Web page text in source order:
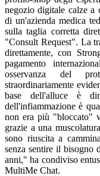
negozio digitale calze a
di un'azienda medica
sulla taglia corretta
"Consult Request". La
direttamente, con
pagamento
osservanza del
straordinariamente
base dell'alluce è
dell'infiammazione è
non era più "bloccato"
grazie a una
sono riuscita a
senza sentire il bisogno
anni," ha condiviso
MultiMe Chat.